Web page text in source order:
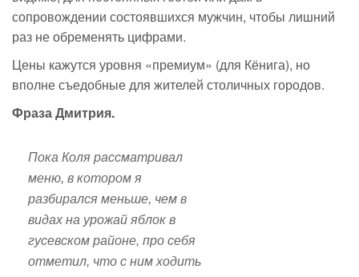
сопровождении состоявшихся мужчин, чтобы лишний
раз не обременять цифрами.
Цены кажутся уровня «премиум» (для Кёнига), но
вполне съедобные для жителей столичных городов.
Фраза Дмитрия.
Пока Коля рассматривал
меню, в котором я
разбирался меньше, чем в
видах на урожай яблок в
гусевском районе, про себя
отметил, что с ним ходить